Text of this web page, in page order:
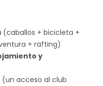
(caballos + bicicleta +
+ rafting)
y
acceso al club